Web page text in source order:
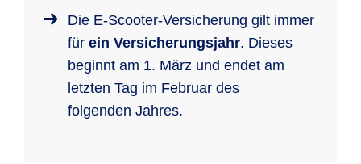
Die E-Scooter-Versicherung gilt immer
für ein Versicherungsjahr. Dieses
beginnt am 1. März und endet am
letzten Tag im Februar des
folgenden Jahres.